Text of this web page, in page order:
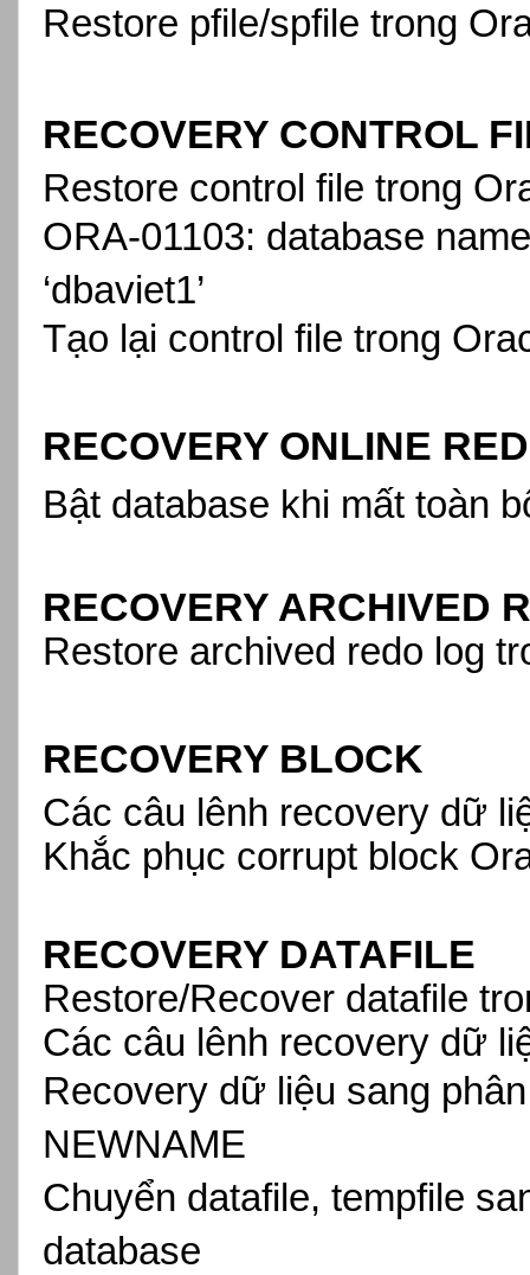
Restore pfile/spfile trong
RECOVERY CONTROL
Restore control file trong
ORA-01103: database
‘dbaviet1’
Tạo lại control file trong
RECOVERY ONLINE
Bật database khi mất toàn
RECOVERY ARCHIVED
Restore archived redo log
RECOVERY BLOCK
Các câu lênh recovery dữ
Khắc phục corrupt block
RECOVERY DATAFILE
Restore/Recover datafile
Các câu lênh recovery dữ
Recovery dữ liệu sang
NEWNAME
Chuyển datafile, tempfile
database